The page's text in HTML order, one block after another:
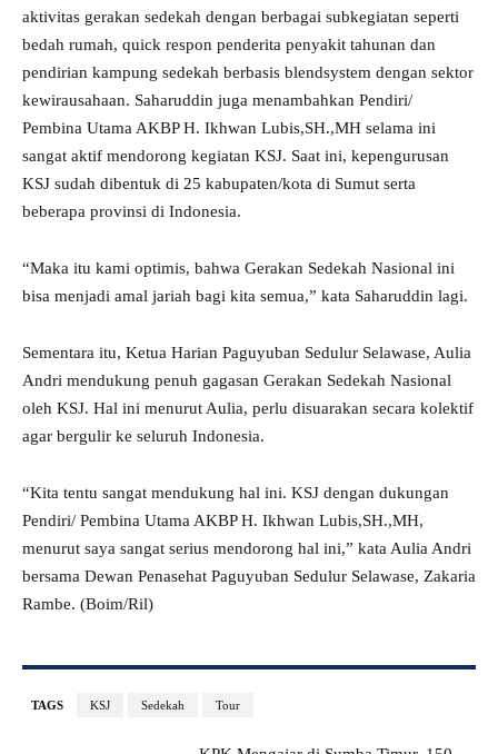
aktivitas gerakan sedekah dengan berbagai subkegiatan seperti
bedah rumah, quick respon penderita penyakit tahunan dan
pendirian kampung sedekah berbasis blendsystem dengan sektor
kewirausahaan. Saharuddin juga menambahkan Pendiri/
Pembina Utama AKBP H. Ikhwan Lubis,SH.,MH selama ini
sangat aktif mendorong kegiatan KSJ. Saat ini, kepengurusan
KSJ sudah dibentuk di 25 kabupaten/kota di Sumut serta
beberapa provinsi di Indonesia.
“Maka itu kami optimis, bahwa Gerakan Sedekah Nasional ini
bisa menjadi amal jariah bagi kita semua,” kata Saharuddin lagi.
Sementara itu, Ketua Harian Paguyuban Sedulur Selawase, Aulia
Andri mendukung penuh gagasan Gerakan Sedekah Nasional
oleh KSJ. Hal ini menurut Aulia, perlu disuarakan secara kolektif
agar bergulir ke seluruh Indonesia.
“Kita tentu sangat mendukung hal ini. KSJ dengan dukungan
Pendiri/ Pembina Utama AKBP H. Ikhwan Lubis,SH.,MH,
menurut saya sangat serius mendorong hal ini,” kata Aulia Andri
bersama Dewan Penasehat Paguyuban Sedulur Selawase, Zakaria
Rambe. (Boim/Ril)
TAGS KSJ Sedekah Tour